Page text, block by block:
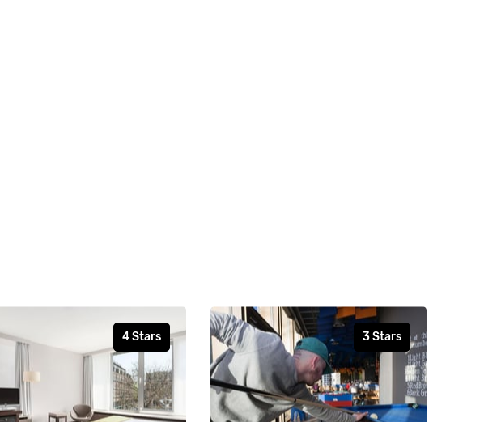
4 Stars 3 Stars